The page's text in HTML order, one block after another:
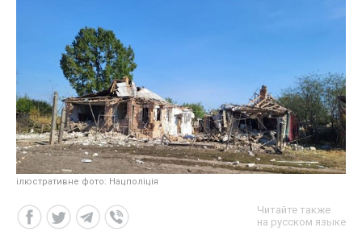
ілюстративне фото: Нацполіція
Читайте также
на русском языке